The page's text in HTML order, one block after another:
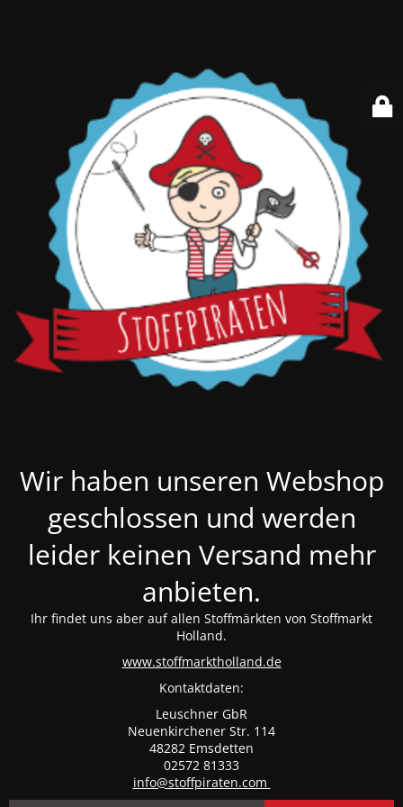
Wir haben unseren Webshop
geschlossen und werden
leider keinen Versand mehr
anbieten.
Ihr findet uns aber auf allen Stoffmärkten von Stoffmarkt
Holland.
www.stoffmarktholland.de
Kontaktdaten:
Leuschner GbR
Neuenkirchener Str. 114
48282 Emsdetten
02572 81333
info@stoffpiraten.com